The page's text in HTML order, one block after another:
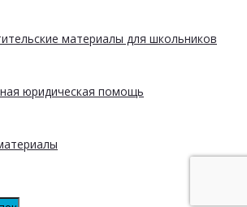
материалы для школьников
юридическая помощь